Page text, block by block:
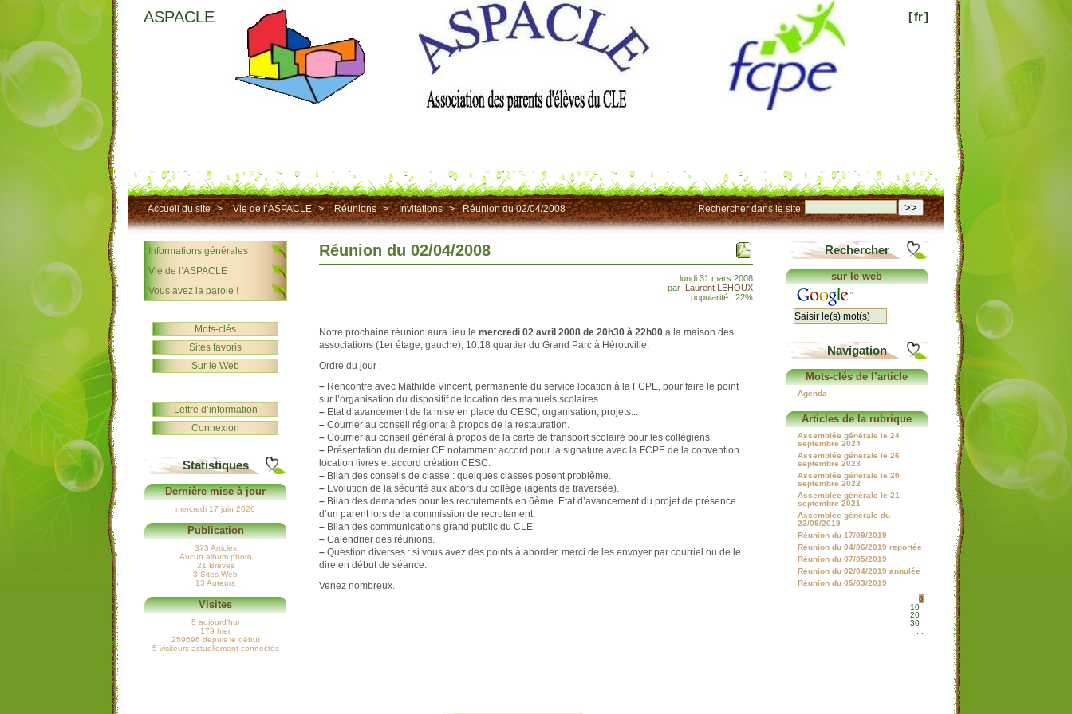
[fr]
ASPACLE
>>
Rechercher dans le site
Accueil du site > Vie de l’ASPACLE > Réunions > Invitations > Réunion du 02/04/2008
Réunion du 02/04/2008
lundi 31 mars 2008
par Laurent LEHOUX
popularité : 22%
Notre prochaine réunion aura lieu le mercredi 02 avril 2008 de 20h30 à 22h00 à la maison des
associations (1er étage, gauche), 10.18 quartier du Grand Parc à Hérouville.
Ordre du jour :
– Rencontre avec Mathilde Vincent, permanente du service location à la FCPE, pour faire le point
sur l’organisation du dispositif de location des manuels scolaires.
– Etat d’avancement de la mise en place du CESC, organisation, projets...
– Courrier au conseil régional à propos de la restauration.
– Courrier au conseil général à propos de la carte de transport scolaire pour les collégiens.
– Présentation du dernier CE notamment accord pour la signature avec la FCPE de la convention
location livres et accord création CESC.
– Bilan des conseils de classe : quelques classes posent problème.
– Evolution de la sécurité aux abors du collège (agents de traversée).
– Bilan des demandes pour les recrutements en 6ème. Etat d’avancement du projet de présence
d’un parent lors de la commission de recrutement.
– Bilan des communications grand public du CLE.
– Calendrier des réunions.
– Question diverses : si vous avez des points à aborder, merci de les envoyer par courriel ou de le
dire en début de séance.
Venez nombreux.
Informations générales
Vie de l’ASPACLE
Vous avez la parole !
Mots-clés
Sites favoris
Sur le Web
Lettre d’information
Connexion
Statistiques
Dernière mise à jour
mercredi 17 juin 2026
Publication
373 Articles
Aucun album photo
21 Brèves
3 Sites Web
13 Auteurs
Visites
5 aujourd’hui
179 hier
259696 depuis le début
5 visiteurs actuellement connectés
Rechercher
sur le web
Navigation
Mots-clés de l’article
Agenda
Articles de la rubrique
Assemblée générale le 24
septembre 2024
Assemblée générale le 26
septembre 2023
Assemblée générale le 20
septembre 2022
Assemblée générale le 21
septembre 2021
Assemblée générale du
23/09/2019
Réunion du 17/09/2019
Réunion du 04/06/2019 reportée
Réunion du 07/05/2019
Réunion du 02/04/2019 annulée
Réunion du 05/03/2019
0
10
20
30